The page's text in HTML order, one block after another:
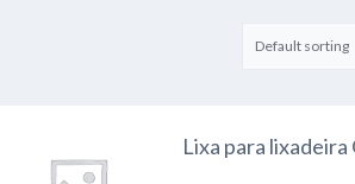
Lixa para